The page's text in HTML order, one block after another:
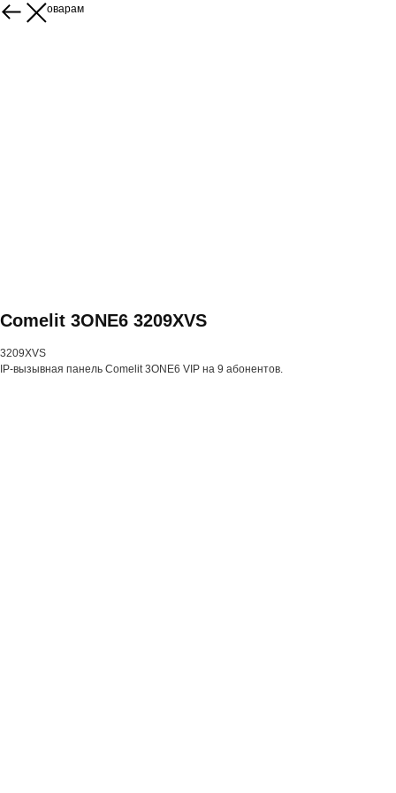
Назад к товарам
Comelit 3ONE6 3209XVS
3209XVS
IP-вызывная панель Comelit 3ONE6 VIP на 9 абонентов.